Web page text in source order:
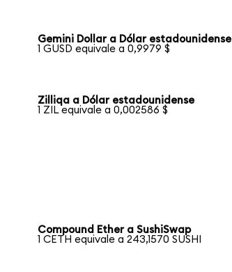
Gemini Dollar a Dólar estadounidense
1 GUSD equivale a 0,9979 $
Zilliqa a Dólar estadounidense
1 ZIL equivale a 0,002586 $
Compound Ether a SushiSwap
1 CETH equivale a 243,1570 SUSHI